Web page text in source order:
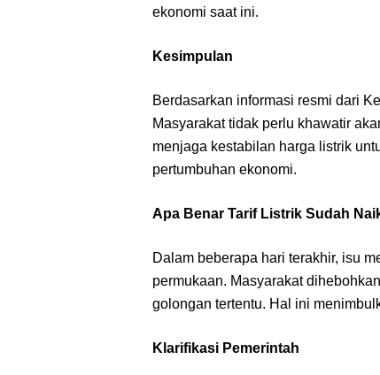
ekonomi saat ini.
Kesimpulan
Berdasarkan informasi resmi dari
Masyarakat tidak perlu khawatir
menjaga kestabilan harga listrik
pertumbuhan ekonomi.
Apa Benar Tarif Listrik Sudah
Dalam beberapa hari terakhir, isu
permukaan. Masyarakat
golongan tertentu. Hal ini
Klarifikasi Pemerintah